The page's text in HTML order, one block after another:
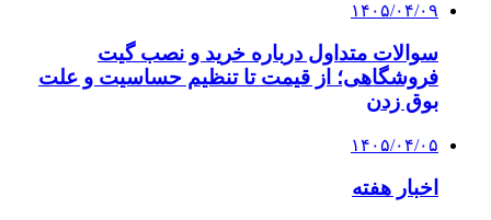
۱۴۰۵/۰۴/۰۹
سوالات متداول درباره خرید و نصب گیت
فروشگاهی؛ از قیمت تا تنظیم حساسیت و علت
بوق زدن
۱۴۰۵/۰۴/۰۵
اخبار هفته